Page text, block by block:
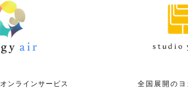
オンラインサービス 全国展開の